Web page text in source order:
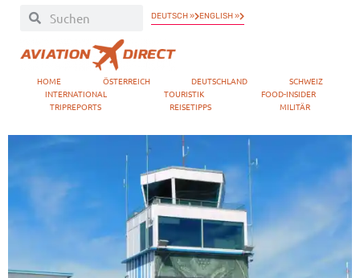
DEUTSCH » ENGLISH »
HOME ÖSTERREICH DEUTSCHLAND
SCHWEIZ
INTERNATIONAL
TOURISTIK
FOOD-INSIDER
TRIPREPORTS
REISETIPPS MILITÄR